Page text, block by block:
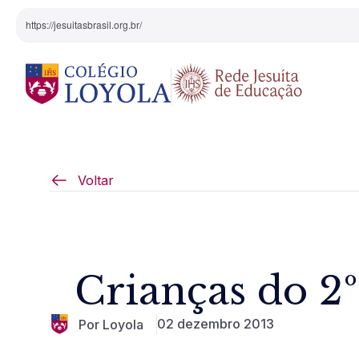
https://jesuitasbrasil.org.br/
Pedagogia Inaciana
Voltar
Crianças do
Por Loyola 02 dezembro 2013